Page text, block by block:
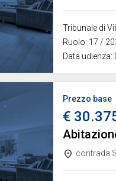
Tribunale di
Ruolo: 17 /
Data
Prezzo base
€
contrada